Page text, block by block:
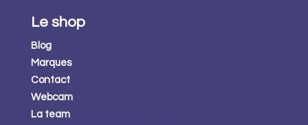
Le shop
Blog
Marques
Contact
Webcam
La team